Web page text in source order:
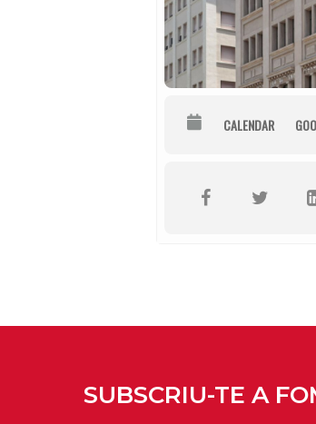
CALENDAR
SUBSCRIU-TE A